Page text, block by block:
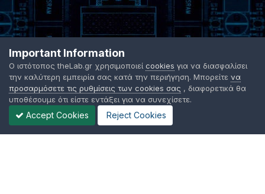
Important Information
Ο ιστότοπος theLab.gr χρησιμοποιεί cookies για να διασφαλίσει
την καλύτερη εμπειρία σας κατά την περιήγηση. Μπορείτε να
προσαρμόσετε τις ρυθμίσεις των cookies σας , διαφορετικά θα
υποθέσουμε ότι είστε εντάξει για να συνεχίσετε.
Accept Cookies Reject Cookies